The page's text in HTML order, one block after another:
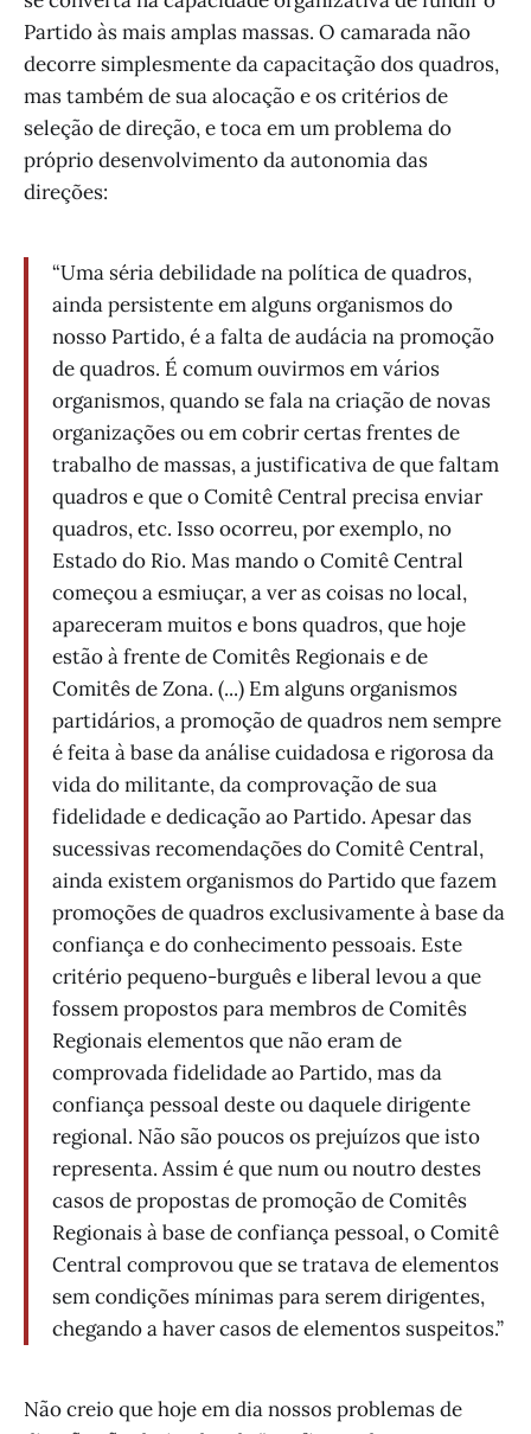
Partido às mais amplas massas. O camarada não
decorre simplesmente da capacitação dos quadros,
mas também de sua alocação e os critérios de
seleção de direção, e toca em um problema do
próprio desenvolvimento da autonomia das
direções:
“Uma séria debilidade na política de quadros,
ainda persistente em alguns organismos do
nosso Partido, é a falta de audácia na promoção
de quadros. É comum ouvirmos em vários
organismos, quando se fala na criação de novas
organizações ou em cobrir certas frentes de
trabalho de massas, a justificativa de que faltam
quadros e que o Comitê Central precisa enviar
quadros, etc. Isso ocorreu, por exemplo, no
Estado do Rio. Mas mando o Comitê Central
começou a esmiuçar, a ver as coisas no local,
apareceram muitos e bons quadros, que hoje
estão à frente de Comitês Regionais e de
Comitês de Zona. (...) Em alguns organismos
partidários, a promoção de quadros nem sempre
é feita à base da análise cuidadosa e rigorosa da
vida do militante, da comprovação de sua
fidelidade e dedicação ao Partido. Apesar das
sucessivas recomendações do Comitê Central,
ainda existem organismos do Partido que fazem
promoções de quadros exclusivamente à base da
confiança e do conhecimento pessoais. Este
critério pequeno-burguês e liberal levou a que
fossem propostos para membros de Comitês
Regionais elementos que não eram de
comprovada fidelidade ao Partido, mas da
confiança pessoal deste ou daquele dirigente
regional. Não são poucos os prejuízos que isto
representa. Assim é que num ou noutro destes
casos de propostas de promoção de Comitês
Regionais à base de confiança pessoal, o Comitê
Central comprovou que se tratava de elementos
sem condições mínimas para serem dirigentes,
chegando a haver casos de elementos suspeitos.”
Não creio que hoje em dia nossos problemas de